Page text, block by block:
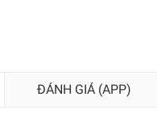
ĐÁNH GIÁ (APP)